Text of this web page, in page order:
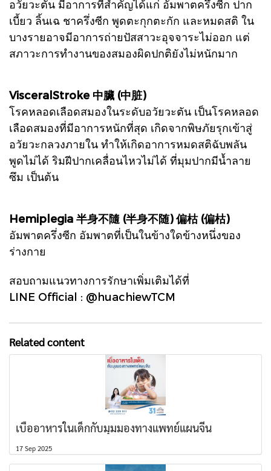
อวัยวะตัน มีอาการที่สำคัญได้แก่ อัมพาตครึ่งซีก ปาก
เบี้ยว ลิ้นเฉ ชาครึ่งซีก พูดตะกุกตะกัก และหมดสติ ใน
บางรายอาจมีอาการถ่ายปัสสาวะอุจจาระไม่ออก แต่
สภาวะการทำงานของสมองผิดปกติยังไม่หนักมาก
VisceralStroke 中臟 (中脏)
โรคหลอดเลือดสมองในระดับอวัยวะตัน เป็นโรคหลอด
เลือดสมองที่มีอาการหนักที่สุด เกิดจากพิษภัยรุกเข้าสู่
อวัยวะกลวงภายใน ทำให้เกิดอาการหมดสติฉับพลัน
พูดไม่ได้ ริมฝีปากเคลื่อนไหวไม่ได้ ที่มุมปากมีน้ำลาย
ซึม เป็นต้น
Hemiplegia 半身不隨 (半身不随) 偏枯 (偏枯)
อัมพาตครึ่งซีก อัมพาตที่เป็นในข้างใดข้างหนึ่งของ
ร่างกาย
สอบถามแนวทางการรักษาเพิ่มเติมได้ที่
LINE Official : @huachiewTCM
Related content
เบื่ออาหารในเด็กกับมุมมองทางแพทย์แผนจีน
17 Sep 2025